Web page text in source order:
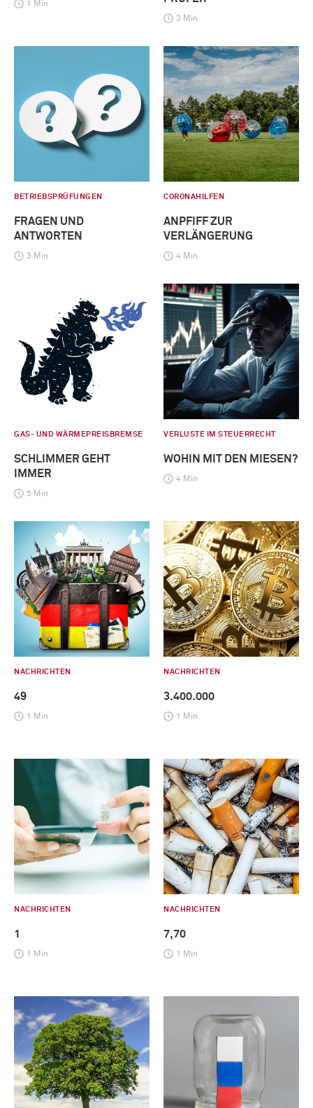
1 Min
3 Min
BETRIEBSPRÜFUNGEN
FRAGEN UND
ANTWORTEN
3 Min
CORONAHILFEN
ANPFIFF ZUR
VERLÄNGERUNG
4 Min
GAS- UND WÄRMEPREISBREMSE
SCHLIMMER GEHT
IMMER
5 Min
VERLUSTE IM STEUERRECHT
WOHIN MIT DEN MIESEN?
4 Min
NACHRICHTEN
49
1 Min
NACHRICHTEN
3.400.000
1 Min
NACHRICHTEN
1
1 Min
NACHRICHTEN
7,70
1 Min